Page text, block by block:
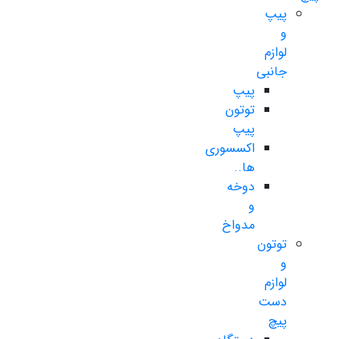
پیپ
و
لوازم
جانبی
پیپ
توتون
پیپ
اکسسوری
ها..
دوخه
و
مدواخ
توتون
و
لوازم
دست
پیچ